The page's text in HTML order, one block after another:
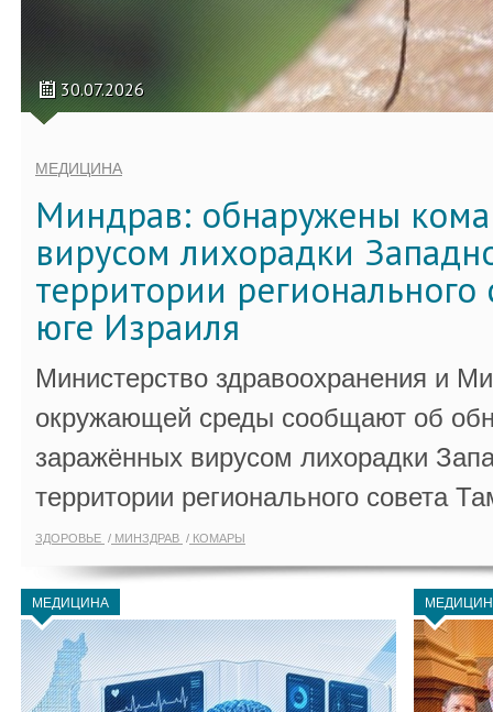
30.07.2026
МЕДИЦИНА
Миндрав: обнаружены
вирусом лихорадки
территории регионального
юге Израиля
Министерство здравоохранения и
окружающей среды сообщают об
заражённых вирусом лихорадки
территории регионального совета
ЗДОРОВЬЕ МИНЗДРАВ КОМАРЫ
МЕДИЦИНА